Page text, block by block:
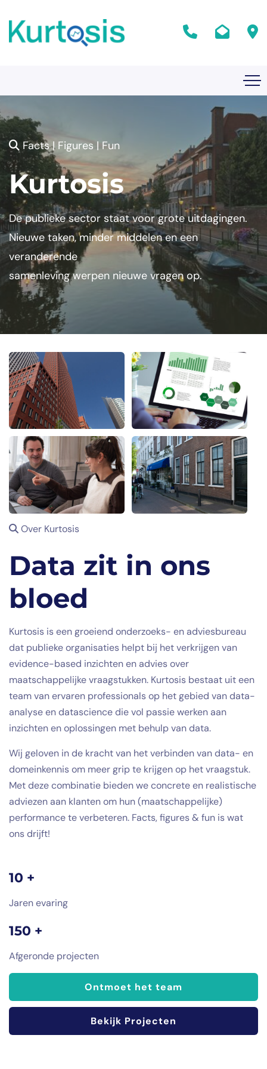
Facts | Figures | Fun
Kurtosis
De publieke sector staat voor grote uitdagingen.
Nieuwe taken, minder middelen en een
veranderende
samenleving werpen nieuwe vragen op.
Over Kurtosis
Data zit in ons
bloed
Kurtosis is een groeiend onderzoeks- en adviesbureau
dat publieke organisaties helpt bij het verkrijgen van
evidence-based inzichten en advies over
maatschappelijke vraagstukken. Kurtosis bestaat uit een
team van ervaren professionals op het gebied van data-
analyse en datascience die vol passie werken aan
inzichten en oplossingen met behulp van data.
Wij geloven in de kracht van het verbinden van data- en
domeinkennis om meer grip te krijgen op het vraagstuk.
Met deze combinatie bieden we concrete en realistische
adviezen aan klanten om hun (maatschappelijke)
performance te verbeteren. Facts, figures & fun is wat
ons drijft!
10 +
Jaren evaring
150 +
Afgeronde projecten
Ontmoet het team
Bekijk Projecten